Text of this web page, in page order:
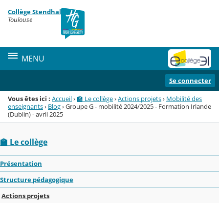
Menu de la rubrique
Contenu
Collège Stendhal
Toulouse
MENU
Se connecter
Vous êtes ici : Accueil›🏫 Le collège›Actions projets› Mobilité des
enseignants› Blog›Groupe G - mobilité 2024/2025 - Formation Irlande
(Dublin) - avril 2025
🏫 Le collège
Présentation
Structure pédagogique
Actions projets